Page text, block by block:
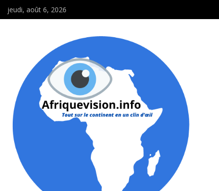
jeudi, août 6, 2026